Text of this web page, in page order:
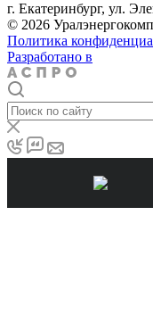
г. Екатеринбург, ул.
© 2026
Политика
Разработано в